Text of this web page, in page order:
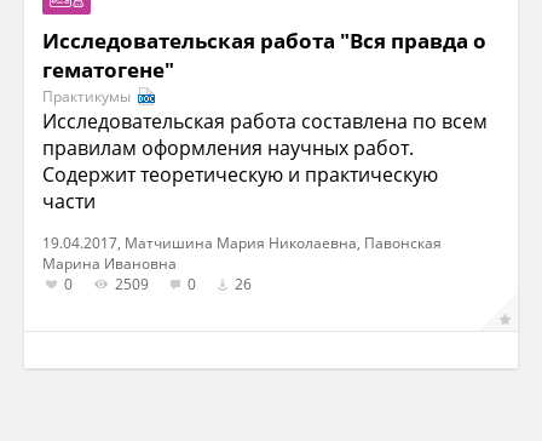
Исследовательская работа "Вся правда о
гематогене"
Практикумы
Исследовательская работа составлена по всем
правилам оформления научных работ.
Содержит теоретическую и практическую
части
19.04.2017, Матчишина Мария Николаевна, Павонская
Марина Ивановна
0
2509 0 26